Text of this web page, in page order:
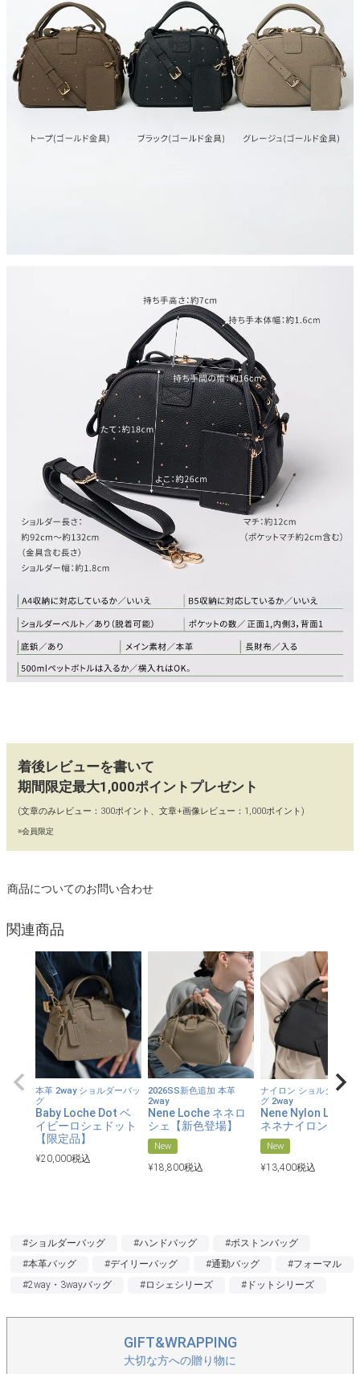
着後レビューを書いて
期間限定最大1,000ポイントプレゼント
(文章のみレビュー：300ポイント、文章+画像レビュー：1,000ポイント)
※会員限定
商品についてのお問い合わせ
関連商品
本革 2way ショルダーバッ
グ
Baby Loche Dot ベ
イビーロシェドット
【限定品】
¥20,000税込
2026SS新色追加 本革
2way
Nene Loche ネネロ
シェ【新色登場】
New
¥18,800税込
ナイロン ショルダーバッ
グ 2way
Nene Nylon Loche
ネネナイロンロシ
New
¥13,400税込
#ショルダーバッグ #ハンドバッグ
#ボストンバッグ
#本革バッグ
#デイリーバッグ #通勤バッグ
#フォーマル
#2way・3wayバッグ
#ロシェシリーズ #ドットシリーズ
GIFT&WRAPPING
大切な方への贈り物に